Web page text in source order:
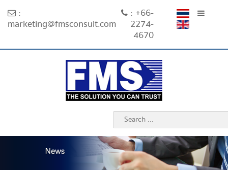
:
marketing@fmsconsult.com
: +66-
2274-
4670